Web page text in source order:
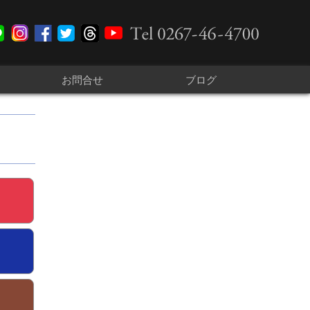
お問合せ ブログ